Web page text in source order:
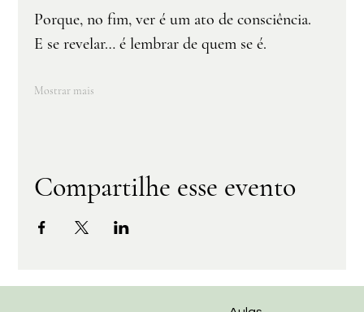
Porque, no fim, ver é um ato de consciência.
E se revelar… é lembrar de quem se é.
Mostrar mais
Compartilhe esse evento